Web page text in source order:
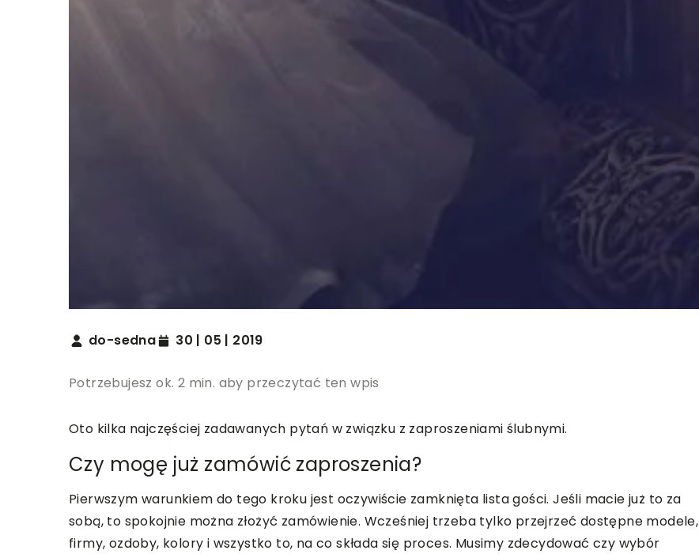
do-sedna 30 | 05 | 2019
Potrzebujesz ok. 2 min. aby przeczytać ten wpis
Oto kilka najczęściej zadawanych pytań w związku z zaproszeniami ślubnymi.
Czy mogę już zamówić zaproszenia?
Pierwszym warunkiem do tego kroku jest oczywiście zamknięta lista gości. Jeśli macie już to za
sobą, to spokojnie można złożyć zamówienie. Wcześniej trzeba tylko przejrzeć dostępne modele,
firmy, ozdoby, kolory i wszystko to, na co składa się proces. Musimy zdecydować czy wybór